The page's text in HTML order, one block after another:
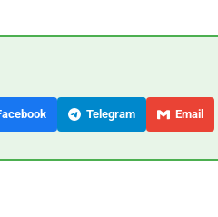
Telegram Email